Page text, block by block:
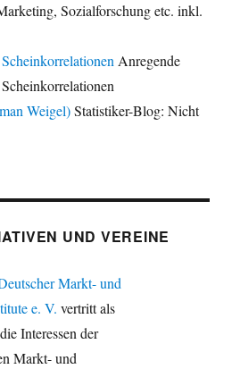
Sozialforschung etc. inkl.
Anregende
Weigel)Statistiker-Blog: Nicht
UND VEREINE
Markt- und
e. V. vertritt als
Interessen der
Markt- und